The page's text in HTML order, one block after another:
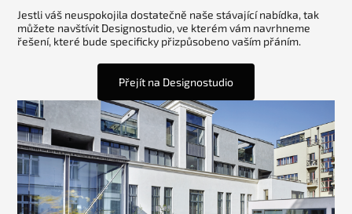
Jestli váš neuspokojila dostatečně naše stávající nabídka, tak
můžete navštívit Designostudio, ve kterém vám navrhneme
řešení, které bude specificky přizpůsobeno vaším přáním.
Přejít na Designostudio